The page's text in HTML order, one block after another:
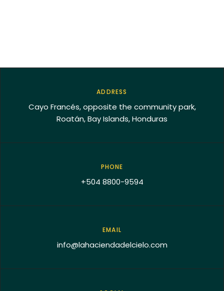
ADDRESS
Cayo Francés, opposite the community park,
Roatán, Bay Islands, Honduras
PHONE
+504 8800-9594
EMAIL
info@lahaciendadelcielo.com